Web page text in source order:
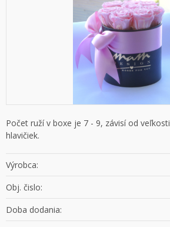
Počet ruží v boxe je 7 - 9, závisí od veľkosti
hlavičiek.
Výrobca:
Obj. čislo:
Doba dodania: